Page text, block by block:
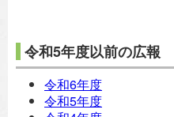
令和5年度以前の広報
令和6年度
令和5年度